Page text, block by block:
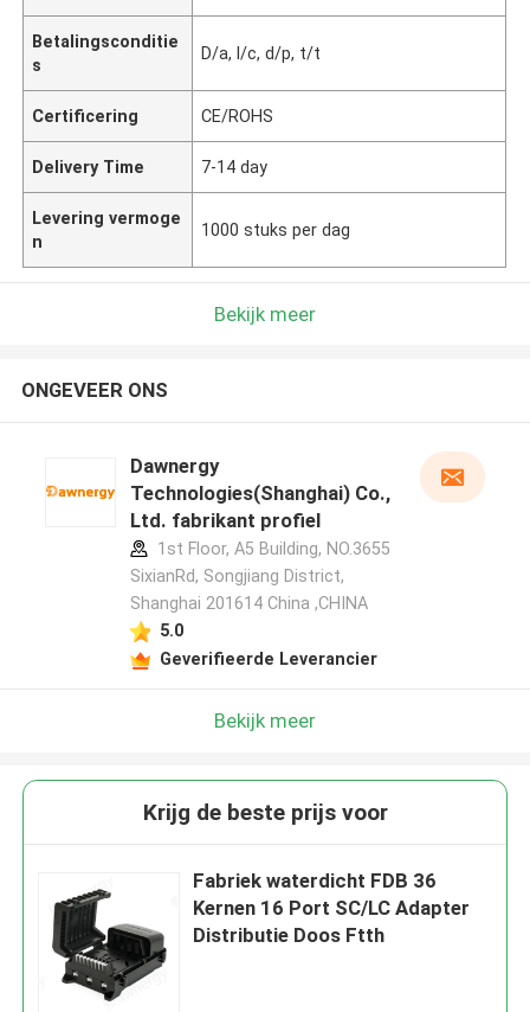
Betalingsconditie
s
D/a, l/c, d/p, t/t
Certificering CE/ROHS
Delivery Time 7-14 day
Levering vermoge
n
1000 stuks per dag
Bekijk meer
ONGEVEER ONS
Dawnergy
Technologies(Shanghai) Co.,
Ltd. fabrikant profiel
1st Floor, A5 Building, NO.3655
SixianRd, Songjiang District,
Shanghai 201614 China ,CHINA
5.0
Geverifieerde Leverancier
Bekijk meer
Krijg de beste prijs voor
Fabriek waterdicht FDB 36
Kernen 16 Port SC/LC Adapter
Distributie Doos Ftth